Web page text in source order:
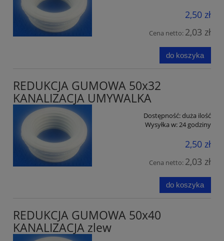
2,50 zł
Cena netto: 2,03 zł
do koszyka
REDUKCJA GUMOWA 50x32
KANALIZACJA UMYWALKA
Dostępność:duża ilość
Wysyłka w: 24 godziny
2,50 zł
Cena netto: 2,03 zł
do koszyka
REDUKCJA GUMOWA 50x40
KANALIZACJA zlew